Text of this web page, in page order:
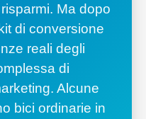
Ma dopo
di conversione
reali degli
di
Alcune
bici ordinarie in